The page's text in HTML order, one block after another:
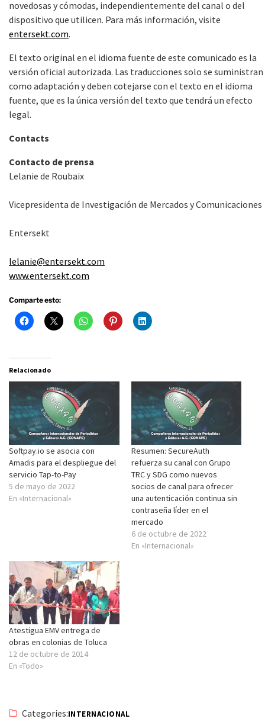
novedosas y cómodas, independientemente del canal o del
dispositivo que utilicen. Para más información, visite
entersekt.com.
El texto original en el idioma fuente de este comunicado es la
versión oficial autorizada. Las traducciones solo se suministran
como adaptación y deben cotejarse con el texto en el idioma
fuente, que es la única versión del texto que tendrá un efecto
legal.
Contacts
Contacto de prensa
Lelanie de Roubaix
Vicepresidenta de Investigación de Mercados y Comunicaciones
Entersekt
lelanie@entersekt.com
www.entersekt.com
Comparte esto:
Relacionado
Softpay.io se asocia con
Amadis para el despliegue del
servicio Tap-to-Pay
5 de mayo de 2022
En «Internacional»
Resumen: SecureAuth
refuerza su canal con Grupo
TRC y SDG como nuevos
socios de canal para ofrecer
una autenticación continua sin
contraseña líder en el
mercado
6 de octubre de 2022
En «Internacional»
Atestigua EMV entrega de
obras en colonias de Toluca
12 de octubre de 2014
En «Todo»
Categories:INTERNACIONAL